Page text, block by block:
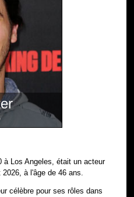
à Los Angeles, était un acteur
à l'âge de 46 ans.
célèbre pour ses rôles dans